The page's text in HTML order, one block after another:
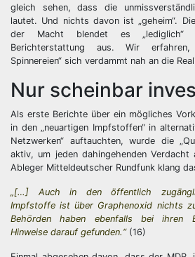
gleich sehen, dass die
lautet. Und nichts davon ist „geheim“.
der Macht blendet es „lediglich“
Berichterstattung aus. Wir
Spinnereien“ sich verdammt nah an die
Nur scheinbar
Als erste Berichte über ein mögliches
in den „neuartigen Impfstoffen“ in
Netzwerken“ auftauchten, wurde die
aktiv, um jeden dahingehenden Verdacht
Ableger Mitteldeutscher Rundfunk klang
„[…] Auch in den öffentlich
Impfstoffe ist über Graphenoxid nichts
Behörden haben ebenfalls bei ihren
Hinweise darauf gefunden.“(16)